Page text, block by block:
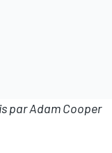
par Adam Cooper